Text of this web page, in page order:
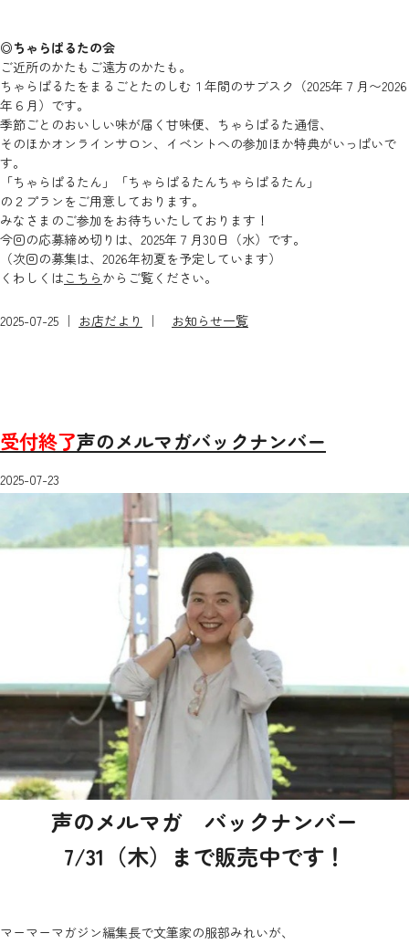
◎ちゃらぱるたの会
ご近所のかたもご遠方のかたも。
ちゃらぱるたをまるごとたのしむ１年間のサブスク（2025年７月〜2026
年６月）です。
季節ごとのおいしい味が届く甘味便、ちゃらぱるた通信、
そのほかオンラインサロン、イベントへの参加ほか特典がいっぱいで
す。
「ちゃらぱるたん」「ちゃらぱるたんちゃらぱるたん」
の２プランをご用意しております。
みなさまのご参加をお待ちいたしております！
今回の応募締め切りは、2025年７月30日（水）です。
（次回の募集は、2026年初夏を予定しています）
くわしくは こちら からご覧ください。
2025-07-25 ｜ お店だより ｜ お知らせ一覧
受付終了声のメルマガバックナンバー
2025-07-23
声のメルマガ バックナンバー
7/31（木）まで販売中です！
マーマーマガジン編集長で文筆家の服部みれいが、